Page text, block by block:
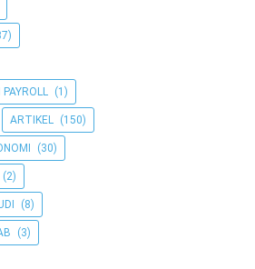
PAYROLL (1)
ARTIKEL (150)
(30)
(2)
(8)
(3)